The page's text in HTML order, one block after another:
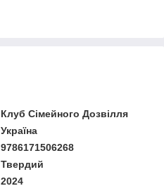
Клуб Сімейного Дозвілля
Україна
9786171506268
Твердий
2024